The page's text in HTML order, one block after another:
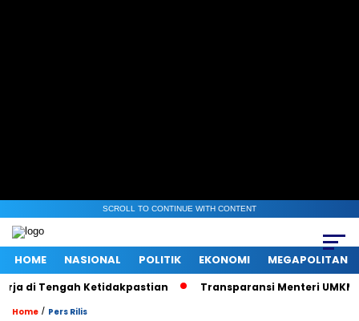
SCROLL TO CONTINUE WITH CONTENT
HOME NASIONAL POLITIK EKONOMI MEGAPOLITAN
di Tengah Ketidakpastian Transparansi Menteri UMKM
Home / Pers Rilis